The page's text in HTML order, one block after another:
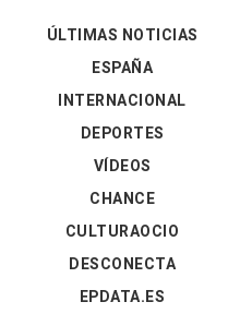
ÚLTIMAS NOTICIAS
ESPAÑA
INTERNACIONAL
DEPORTES
VÍDEOS
CHANCE
CULTURAOCIO
DESCONECTA
EPDATA.ES